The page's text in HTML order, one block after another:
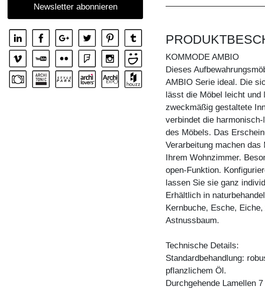
Newsletter abonnieren
KOMMODE AMBIO
Dieses
AMBIO Serie ideal. Die
lässt die Möbel leicht und
zweckmäßig gestaltete
verbindet die
des Möbels. Das
Verarbeitung machen
Ihrem Wohnzimmer.
open-Funktion.
lassen Sie sie ganz
Erhältlich in
Kernbuche, Esche,
Astnussbaum.
Technische Details:
Standardbehandlung:
pflanzlichem Öl.
Durchgehende Lamellen